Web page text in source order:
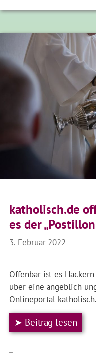
katholisch.de
es der
3. Februar 2022
Offenbar ist es
über eine angeblich
Onlineportal
➤ Beitrag lesen